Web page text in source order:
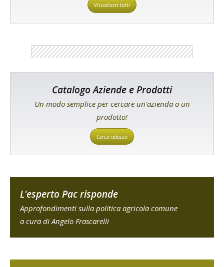
Visualizza tutti
Catalogo Aziende e Prodotti
Un modo semplice per cercare un'azienda o un
prodotto!
Cerca adesso
L'esperto Pac risponde
Approfondimenti sulla politica agricola comune
a cura di Angelo Frascarelli